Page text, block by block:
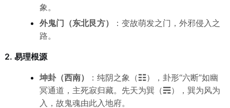
象。
外鬼门（东北艮方）
：变故萌发之门，外邪侵入之
路。
2. 易理根源
坤卦（西南）
：纯阴之象（☷），卦形“六断”如幽
冥通道，主死寂归藏。先天为巽（☴），巽为风为
入，故鬼魂由此入地府。